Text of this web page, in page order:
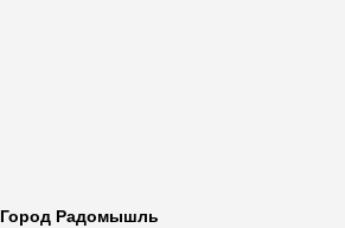
Город Радомышль